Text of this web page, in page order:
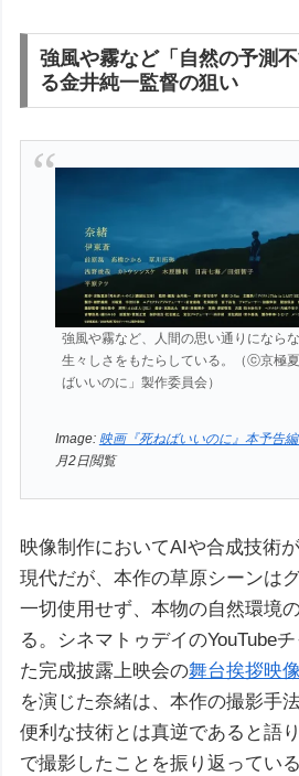
強風や霧など「自然の予測
る金井純一監督の狙い
強風や霧など、人間の思い通りになら
生々しさをもたらしている。（ⓒ京極
ばいいのに」製作委員会）
Image: 映画『死ねばいいのに』本予告
月2日閲覧
映像制作においてAIや合成技術
現代だが、本作の草原シーンは
一切使用せず、本物の自然環境
る。シネマトゥデイのYouTube
た完成披露上映会の舞台挨拶映像
を演じた奈緒は、本作の撮影手
便利な技術とは真逆であると語
で撮影したことを振り返ってい